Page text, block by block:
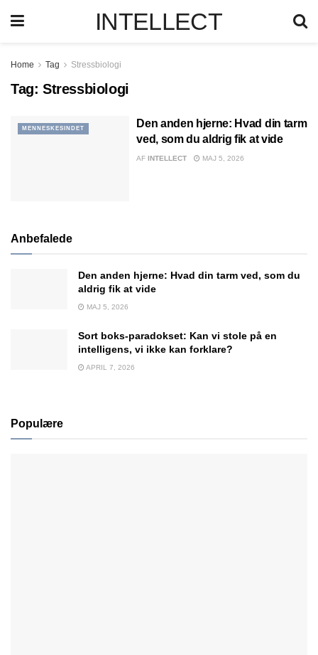
INTELLECT
Home Tag Stressbiologi
Tag: Stressbiologi
MENNESKESINDET
Den anden hjerne: Hvad din tarm
ved, som du aldrig fik at vide
AF INTELLECT MAJ 5, 2026
Anbefalede
Den anden hjerne: Hvad din tarm ved, som du
aldrig fik at vide
MAJ 5, 2026
Sort boks-paradokset: Kan vi stole på en
intelligens, vi ikke kan forklare?
APRIL 7, 2026
Populære